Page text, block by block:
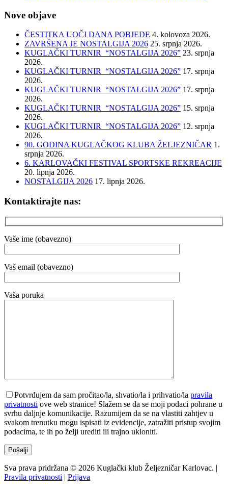
Nove objave
ČESTITKA UOČI DANA POBJEDE 4. kolovoza 2026.
ZAVRŠENA JE NOSTALGIJA 2026 25. srpnja 2026.
KUGLAČKI TURNIR “NOSTALGIJA 2026” 23. srpnja
2026.
KUGLAČKI TURNIR “NOSTALGIJA 2026” 17. srpnja
2026.
KUGLAČKI TURNIR “NOSTALGIJA 2026” 17. srpnja
2026.
KUGLAČKI TURNIR “NOSTALGIJA 2026” 15. srpnja
2026.
KUGLAČKI TURNIR “NOSTALGIJA 2026” 12. srpnja
2026.
90. GODINA KUGLAČKOG KLUBA ŽELJEZNIČAR 1.
srpnja 2026.
6. KARLOVAČKI FESTIVAL SPORTSKE REKREACIJE
20. lipnja 2026.
NOSTALGIJA 2026 17. lipnja 2026.
Kontaktirajte nas:
Vaše ime (obavezno)
Vaš email (obavezno)
Vaša poruka
Potvrđujem da sam pročitao/la, shvatio/la i prihvatio/la pravila
privatnosti ove web stranice! Slažem se da se moji podaci pohrane u
svrhu daljnje komunikacije. Razumijem da se na vlastiti zahtjev u
svakom trenutku mogu ispisati iz evidencije, zatražiti pristup svojim
podacima, te ih po želji urediti ili trajno ukloniti.
Sva prava pridržana © 2026 Kuglački klub Željezničar Karlovac. |
Pravila privatnosti | Prijava